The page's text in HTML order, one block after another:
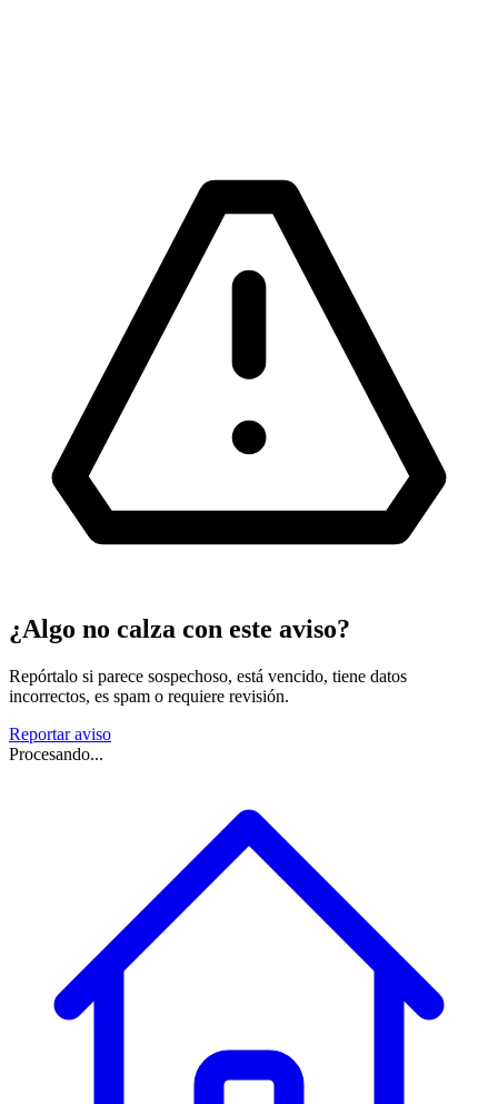
¿Algo no calza con este aviso?
Repórtalo si parece sospechoso, está vencido, tiene datos
incorrectos, es spam o requiere revisión.
Reportar aviso
Procesando...